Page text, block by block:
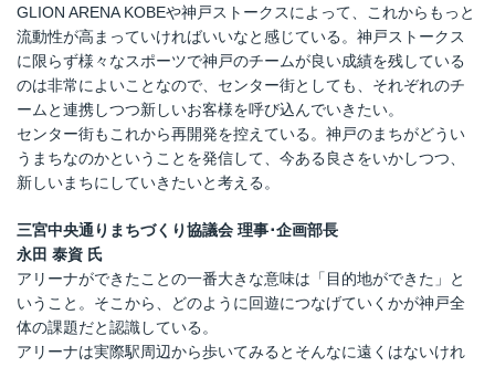
GLION ARENA KOBEや神戸ストークスによって、これからもっと
流動性が高まっていければいいなと感じている。神戸ストークス
に限らず様々なスポーツで神戸のチームが良い成績を残している
のは非常によいことなので、センター街としても、それぞれのチ
ームと連携しつつ新しいお客様を呼び込んでいきたい。
センター街もこれから再開発を控えている。神戸のまちがどうい
うまちなのかということを発信して、今ある良さをいかしつつ、
新しいまちにしていきたいと考える。
三宮中央通りまちづくり協議会 理事･企画部長
永田 泰資 氏
アリーナができたことの一番大きな意味は「目的地ができた」と
いうこと。そこから、どのように回遊につなげていくかが神戸全
体の課題だと認識している。
アリーナは実際駅周辺から歩いてみるとそんなに遠くはないけれ